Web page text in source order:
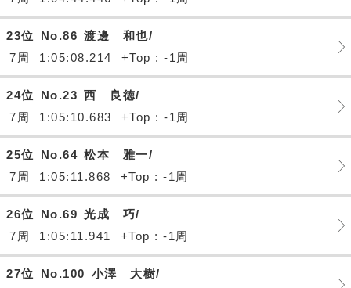
23位 No.86 渡邊 和也/
7周
1:05:08.214 +Top : -1周
24位 No.23 西 良徳/
7周
1:05:10.683 +Top : -1周
25位 No.64 松本 雅一/
7周
1:05:11.868 +Top : -1周
26位 No.69 光成 巧/
7周
1:05:11.941 +Top : -1周
27位 No.100 小澤 大樹/